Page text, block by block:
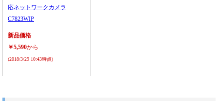
応ネットワークカメラ
C7823WIP
新品価格
￥5,590から
(2018/3/29 10:43時点)